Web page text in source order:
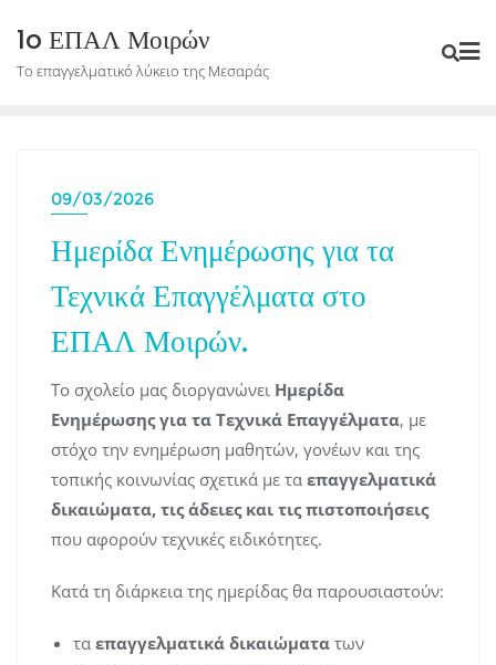
content
1o ΕΠΑΛ Μοιρών
Το επαγγελματικό λύκειο της Μεσαράς
09/03/2026
Ημερίδα Ενημέρωσης για τα
Τεχνικά Επαγγέλματα στο
ΕΠΑΛ Μοιρών.
Το σχολείο μας διοργανώνει Ημερίδα
Ενημέρωσης για τα Τεχνικά Επαγγέλματα, με
στόχο την ενημέρωση μαθητών, γονέων και της
τοπικής κοινωνίας σχετικά με τα επαγγελματικά
δικαιώματα, τις άδειες και τις πιστοποιήσεις
που αφορούν τεχνικές ειδικότητες.
Κατά τη διάρκεια της ημερίδας θα παρουσιαστούν:
τα επαγγελματικά δικαιώματα των